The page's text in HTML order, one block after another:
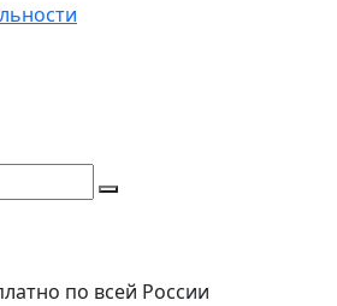
по всей России